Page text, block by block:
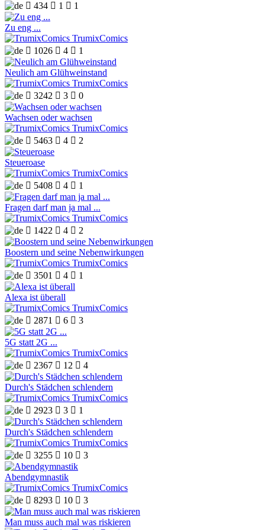
 434  1  1
Zu eng ...
TrumixComics
 1026  4  1
Neulich am Glühweinstand
TrumixComics
 3242  3  0
Wachsen oder wachsen
TrumixComics
 5463  4  2
Steueroase
TrumixComics
 5408  4  1
Fragen darf man ja mal ...
TrumixComics
 1422  4  2
Boostern und seine Nebenwirkungen
TrumixComics
 3501  4  1
Alexa ist überall
TrumixComics
 2871  6  3
5G statt 2G ...
TrumixComics
 2367  12  4
Durch's Städchen schlendern
TrumixComics
 2923  3  1
Durch's Städchen schlendern
TrumixComics
 3255  10  3
Abendgymnastik
TrumixComics
 8293  10  3
Man muss auch mal was riskieren